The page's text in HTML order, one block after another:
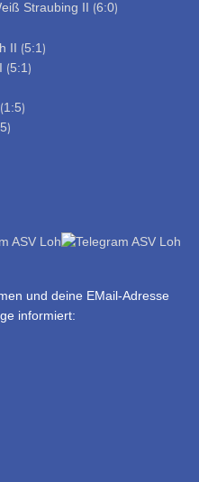
Straubing II ⟮6:0⟯
und deine EMail-Adresse
informiert: